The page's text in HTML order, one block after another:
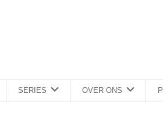
SERIES OVER ONS